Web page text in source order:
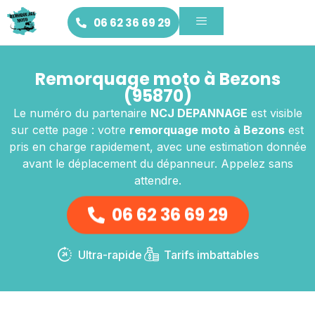
06 62 36 69 29
Remorquage moto à Bezons
(95870)
Le numéro du partenaire NCJ DEPANNAGE est visible
sur cette page : votre remorquage moto à Bezons est
pris en charge rapidement, avec une estimation donnée
avant le déplacement du dépanneur. Appelez sans
attendre.
06 62 36 69 29
Ultra-rapide Tarifs imbattables